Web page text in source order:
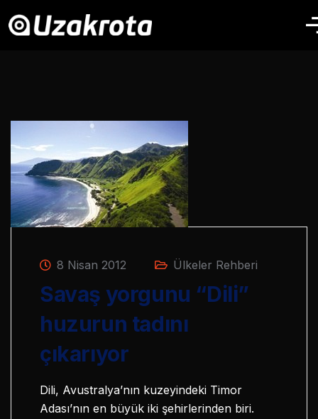
8 Nisan 2012 Ülkeler Rehberi
Savaş yorgunu “Dili”
huzurun tadını
çıkarıyor
Dili, Avustralya’nın kuzeyindeki Timor
Adası’nın en büyük iki şehirlerinden biri.